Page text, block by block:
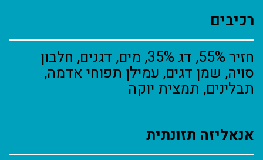
רכיבים
חזיר 55%, דג 35%, מים, דגנים, חלבון
סויה, שמן דגים, עמילן תפוחי אדמה,
תבלינים, תמצית יוקה
אנאליזה תזונתית